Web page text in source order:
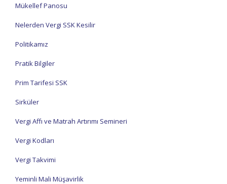
Mükellef Panosu
Nelerden Vergi SSK Kesilir
Politikamız
Pratik Bilgiler
Prim Tarifesi SSK
Sirküler
Vergi Affı ve Matrah Artırımı Semineri
Vergi Kodları
Vergi Takvimi
Yeminli Mali Müşavirlik